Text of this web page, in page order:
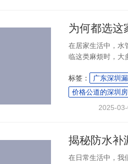
在居家生活中，水
临这类麻烦时，大
验丰富与价格透明
标签： 广东深圳
价格公道的深圳
2025-
在日常生活中，我